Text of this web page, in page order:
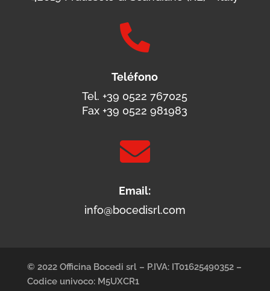

Teléfono
Tel. +39 0522 767025
Fax +39 0522 981983

Email:
info@bocedisrl.com
© 2022 Officina Bocedi srl – P.IVA: IT01625490352 –
Codice univoco: M5UXCR1